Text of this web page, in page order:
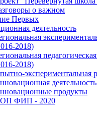
о важном
Первых
деятельность
2018)
2018)
экспериментальная
продукты
ФИП - 2020